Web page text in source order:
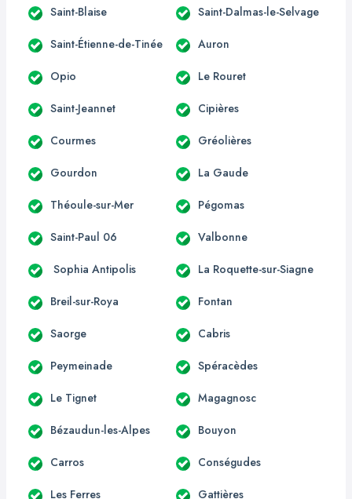
Saint-Blaise Saint-Dalmas-le-Selvage
Saint-Étienne-de-Tinée Auron
Opio Le Rouret
Saint-Jeannet Cipières
Courmes Gréolières
Gourdon La Gaude
Théoule-sur-Mer Pégomas
Saint-Paul 06 Valbonne
Sophia Antipolis La Roquette-sur-Siagne
Breil-sur-Roya Fontan
Saorge Cabris
Peymeinade Spéracèdes
Le Tignet Magagnosc
Bézaudun-les-Alpes Bouyon
Carros Conségudes
Les Ferres Gattières